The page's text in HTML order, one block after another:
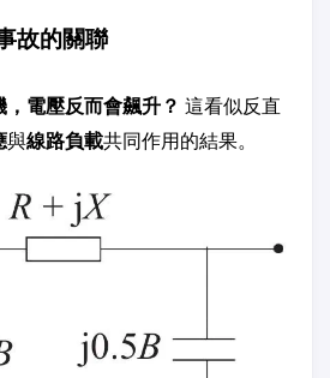
故的關聯
電壓反而會飆升？ 這看似反直
與線路負載共同作用的結果。